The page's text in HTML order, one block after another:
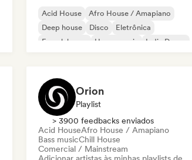
Acid House
Afro House / Amapiano
Deep house
Disco
Eletrônica
French house
House music Indie Dance
Orion
Playlist
> 3900 feedbacks enviados
Acid HouseAfro House / Amapiano
Bass musicChill House
Comercial / Mainstream